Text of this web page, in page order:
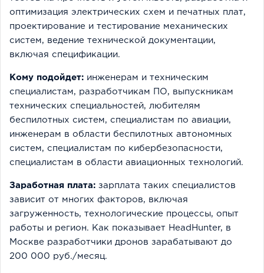
оптимизация электрических схем и печатных плат,
проектирование и тестирование механических
систем, ведение технической документации,
включая спецификации.
Кому подойдет: инженерам и техническим
специалистам, разработчикам ПО, выпускникам
технических специальностей, любителям
беспилотных систем, специалистам по авиации,
инженерам в области беспилотных автономных
систем, специалистам по кибербезопасности,
специалистам в области авиационных технологий.
Заработная плата: зарплата таких специалистов
зависит от многих факторов, включая
загруженность, технологические процессы, опыт
работы и регион. Как показывает HeadHunter, в
Москве разработчики дронов зарабатывают до
200 000 руб./месяц.